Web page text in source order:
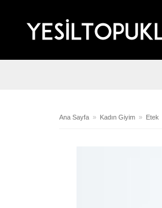
Ana Sayfa » Kadın Giyim » Etek